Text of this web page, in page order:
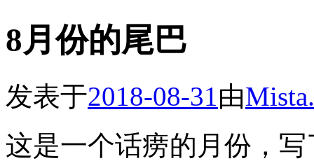
8月份的尾巴
发表于2018-08-31由
这是一个话痨的月份，